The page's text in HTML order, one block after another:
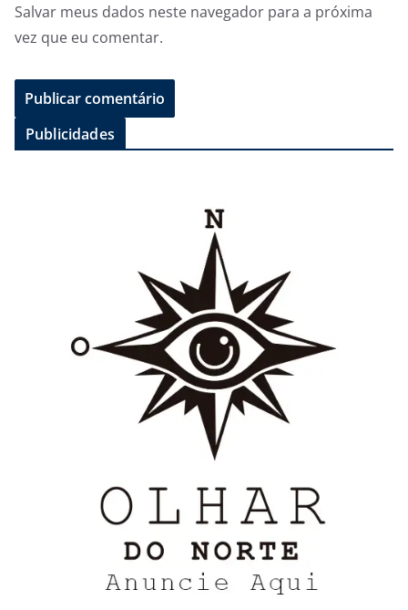
Salvar meus dados neste navegador para a próxima
vez que eu comentar.
Publicidades